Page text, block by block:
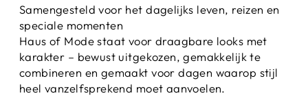
Samengesteld voor het dagelijks leven, reizen en
speciale momenten
Haus of Mode staat voor draagbare looks met
karakter – bewust uitgekozen, gemakkelijk te
combineren en gemaakt voor dagen waarop stijl
heel vanzelfsprekend moet aanvoelen.